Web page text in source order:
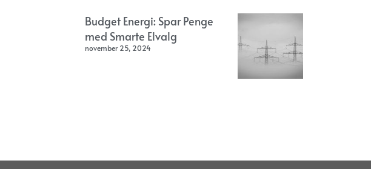
Budget Energi: Spar Penge
med Smarte Elvalg
november 25, 2024